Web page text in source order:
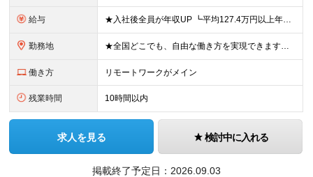
給与 ★入社後全員が年収UP ┗平均127.4万円以上年収UP！ ┗最大390万円UPの実績もあり 月給35万円～100万円＋決算賞与＋各種手当 【 給与イメージ 】 ■経験1年以上…月給35万円～＋決
勤務地 ★全国どこでも、自由な働き方を実現できます！ 全国のプロジェクト先やフルリモート環境での勤務も可能です。 ＼自由度の高い働き方、叶えます／ □フルリモートで働きたい □ハイブリットに働きたい □家庭
働き方 リモートワークがメイン
残業時間 10時間以内
求人を見る 検討中に入れる
掲載終了予定日： 2026.09.03